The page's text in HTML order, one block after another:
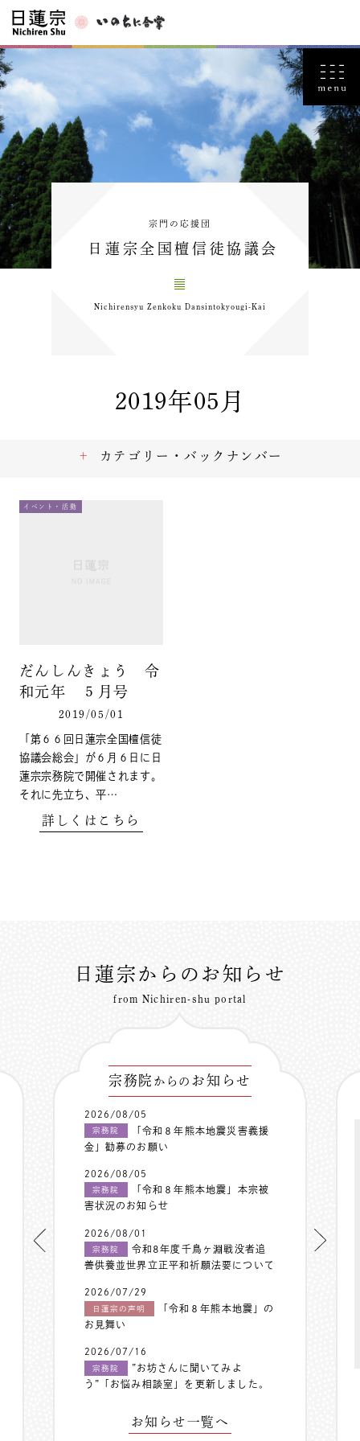
宗門の応援団
日蓮宗全国檀信徒協議会
Nichirensyu Zenkoku Dansintokyougi-Kai
2019年05月
イベント・活動
だんしんきょう 令
和元年 ５月号
2019/05/01
「第６６回日蓮宗全国檀信徒
協議会総会」が６月６日に日
蓮宗宗務院で開催されます。
それに先立ち、平…
詳しくはこちら
カテゴリー・バックナンバー
日蓮宗からのお知らせ
from Nichiren-shu portal
宗務院 からの お知らせ
2026/08/05
宗務院
「令和８年熊本地震災害義援
金」勧募のお願い
2026/08/05
宗務院
「令和８年熊本地震」本宗被
害状況のお知らせ
2026/08/01
宗務院
令和8年度千鳥ヶ淵戦没者追
善供養並世界立正平和祈願法要について
2026/07/29
日蓮宗の声明
「令和８年熊本地震」の
お見舞い
2026/07/16
宗務院
”お坊さんに聞いてみよ
う”「お悩み相談室」を更新しました。
お知らせ一覧へ